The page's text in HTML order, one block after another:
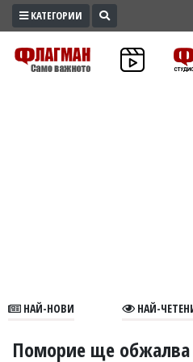
ПРОМО
ЗОНА
В
КАТЕГОРИИ
НАЙ-НОВИ НАЙ-
Поморие ще обжалва